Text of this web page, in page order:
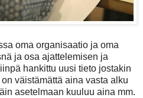
oma organisaatio ja oma
ja osa ajattelemisen ja
hankittu uusi tieto jostakin
väistämättä aina vasta alku
asetelmaan kuuluu aina mm.